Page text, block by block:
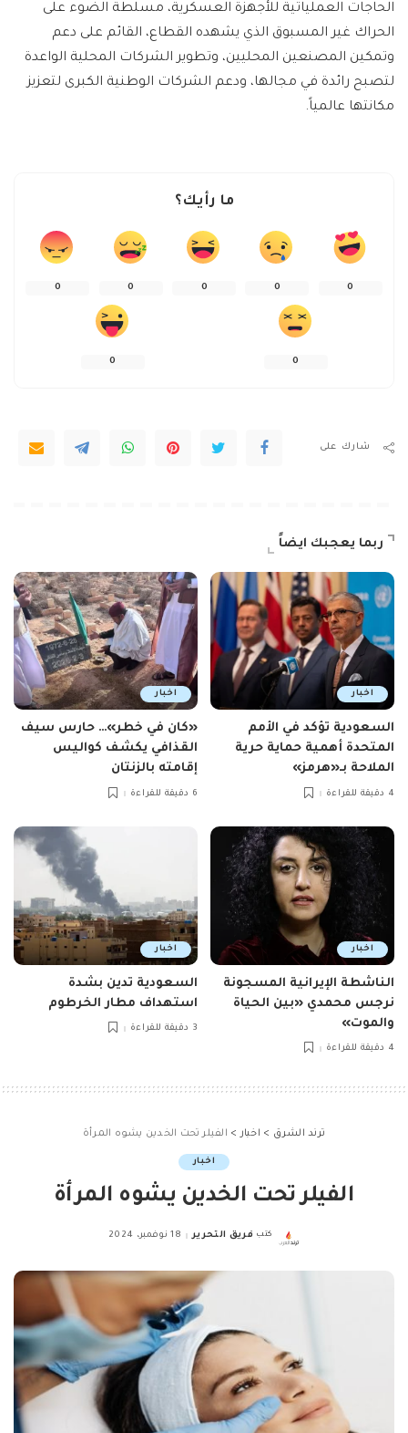
الحاجات العملياتية للأجهزة العسكرية، مسلطة الضوء على
الحراك غير المسبوق الذي يشهده القطاع، القائم على دعم
وتمكين المصنعين المحليين، وتطوير الشركات المحلية الواعدة
لتصبح رائدة في مجالها، ودعم الشركات الوطنية الكبرى لتعزيز
مكانتها عالمياً.
ما رأيك؟
0
0
0
0
0
0
0
شارك على
ربما يعجبك ايضاً
اخبار
السعودية تؤكد في الأمم
المتحدة أهمية حماية حرية
الملاحة بـ«هرمز»
4 دقيقة للقراءة
اخبار
«كان في خطر»… حارس سيف
القذافي يكشف كواليس
إقامته بالزنتان
6 دقيقة للقراءة
اخبار
الناشطة الإيرانية المسجونة
نرجس محمدي «بين الحياة
والموت»
4 دقيقة للقراءة
اخبار
السعودية تدين بشدة
استهداف مطار الخرطوم
3 دقيقة للقراءة
ترند الشرق > اخبار > الفيلر تحت الخدين يشوه المرأة
اخبار
الفيلر تحت الخدين يشوه المرأة
Posted
كتب فريق التحرير 18 نوفمبر، 2024